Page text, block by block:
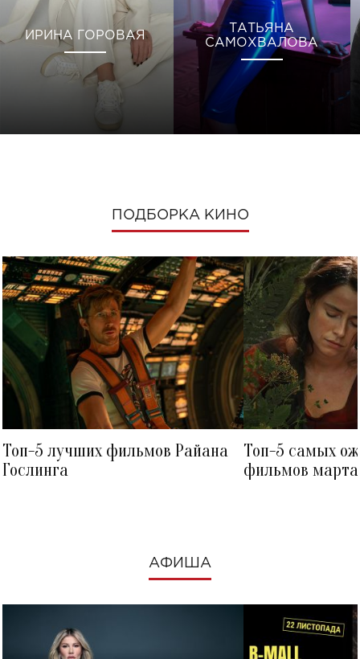
ИРИНА ГОРОВАЯ
ТАТЬЯНА
САМОХВАЛОВА
ПОДБОРКА КИНО
Топ-5 лучших фильмов Райана
Гослинга
Топ-5 самых
фильмов
АФИША